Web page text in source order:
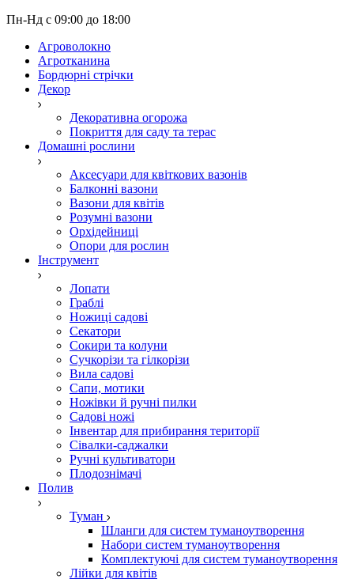
Пн-Нд с 09:00 до 18:00
Агроволокно
Агротканина
Бордюрні стрічки
Декор
Декоративна огорожа
Покриття для саду та терас
Домашні рослини
Аксесуари для квіткових вазонів
Балконні вазони
Вазони для квітів
Розумні вазони
Орхідейниці
Опори для рослин
Інструмент
Лопати
Граблі
Ножиці садові
Секатори
Сокири та колуни
Сучкорізи та гілкорізи
Вила садові
Сапи, мотики
Ножівки й ручні пилки
Садові ножі
Інвентар для прибирання території
Сівалки-саджалки
Ручні культиватори
Плодознімачі
Полив
Туман
Шланги для систем туманоутворення
Набори систем туманоутворення
Комплектуючі для систем туманоутворення
Лійки для квітів